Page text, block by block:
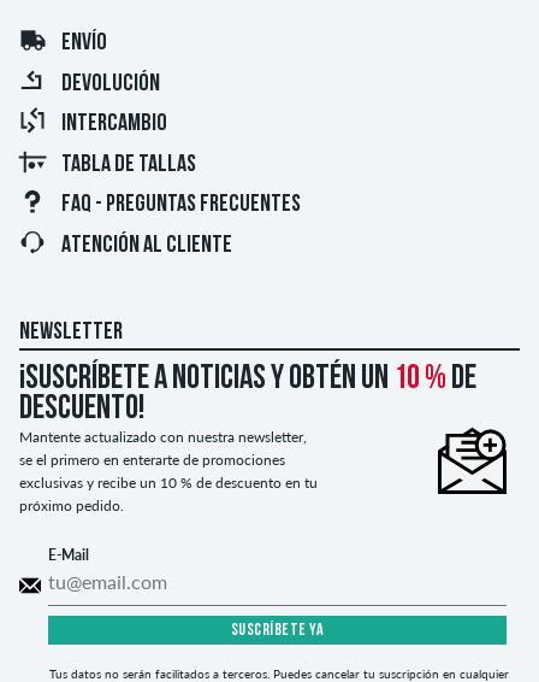
ENVÍO
DEVOLUCIÓN
INTERCAMBIO
TABLA DE TALLAS
FAQ - PREGUNTAS FRECUENTES
ATENCIÓN AL CLIENTE
NEWSLETTER
¡Suscríbete a noticias y obtén un 10 % de
descuento!
Mantente actualizado con nuestra newsletter,
se el primero en enterarte de promociones
exclusivas y recibe un 10 % de descuento en tu
próximo pedido.
E-Mail
SUSCRÍBETE YA
Tus datos no serán facilitados a terceros. Puedes cancelar tu suscripción en cualquier